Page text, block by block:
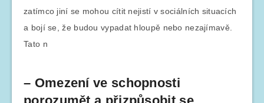
zatímco jiní se mohou cítit nejistí v sociálních situacích
a bojí se, že budou vypadat hloupě nebo nezajímavě.
Tato n
– Omezení ve schopnosti